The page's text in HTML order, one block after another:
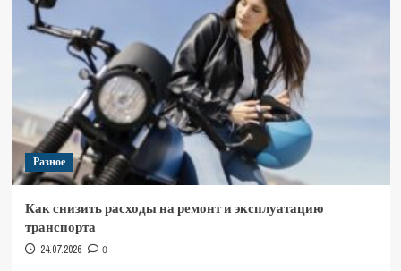
Разное
Как снизить расходы на ремонт и эксплуатацию
транспорта
24.07.2026 0